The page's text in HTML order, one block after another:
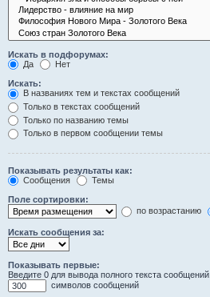
Искать в подфорумах:
Да
Нет
Искать:
В названиях тем и текстах сообщений
Только в текстах сообщений
Только по названию темы
Только в первом сообщении темы
Показывать результаты как:
Сообщения
Темы
Поле сортировки:
по возрастанию
Искать сообщения за:
Показывать первые:
Введите 0 для вывода полного текста сообщений.
символов сообщений